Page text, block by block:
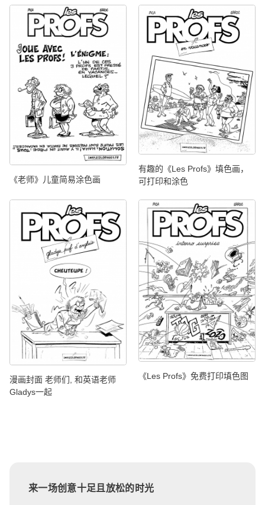
《老师》儿童简易涂色画
有趣的《Les Profs》填色画，
可打印和涂色
漫画封面 老师们, 和英语老师
Gladys一起
《Les Profs》免费打印填色图
来一场创意十足且放松的时光